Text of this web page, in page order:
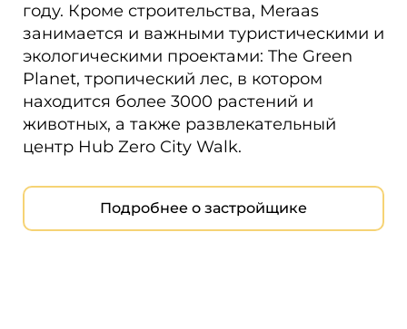
году. Кроме строительства, Meraas
занимается и важными туристическими и
экологическими проектами: The Green
Planet, тропический лес, в котором
находится более 3000 растений и
животных, а также развлекательный
центр Hub Zero City Walk.
Подробнее о застройщике